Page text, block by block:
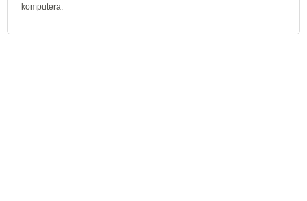
komputera.